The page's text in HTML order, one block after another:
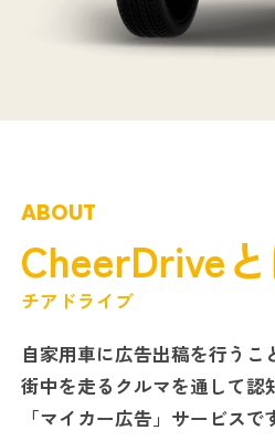
ABOUT
CheerDrive
チアドライブ
自家用車に広告出稿を行うこ
街中を走るクルマを通して認
「マイカー広告」サービスで